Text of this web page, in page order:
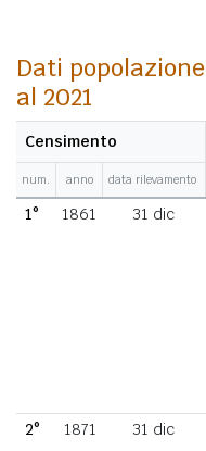
Dati
al 2021
Censimento
num. anno data rilevamento
1° 1861 31 dic
2°
1871 31 dic